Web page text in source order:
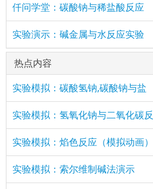
仟问学堂：碳酸钠与稀盐酸反应
实验演示：碱金属与水反应实验
热点内容
实验模拟：碳酸氢钠,碳酸钠与盐
实验模拟：氢氧化钠与二氧化碳反
实验模拟：焰色反应（模拟动画）
实验模拟：索尔维制碱法演示